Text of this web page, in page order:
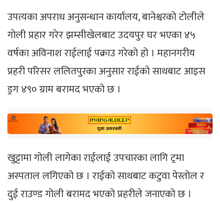
उपत्यका अपराध अनुसन्धान कार्यालय, बानेश्वरको टोलीले
गोली प्रहार गरेर झम्सीखेलबाट उदयपुर घर भएका ४५
वर्षका अविनाश राईलाई पक्राउ गरेको हो । महानगरीय
प्रहरी परिसर ललितपुरका अनुसार राईको साथबाट आइस
ड्रग ४९० ग्राम बरामद भएको छ ।
खुट्टामा गोली लागेका राईलाई उपचारका लागि ट्रमा
अस्पताल लगिएको छ । राईको साथबाट कटुवा पेस्तोल र
दुई राउण्ड गोली बरामद भएको प्रहरीले जनाएको छ ।